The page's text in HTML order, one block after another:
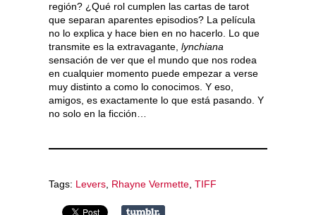
región? ¿Qué rol cumplen las cartas de tarot
que separan aparentes episodios? La película
no lo explica y hace bien en no hacerlo. Lo que
transmite es la extravagante, lynchiana
sensación de ver que el mundo que nos rodea
en cualquier momento puede empezar a verse
muy distinto a como lo conocimos. Y eso,
amigos, es exactamente lo que está pasando. Y
no solo en la ficción…
Tags: Levers, Rhayne Vermette, TIFF